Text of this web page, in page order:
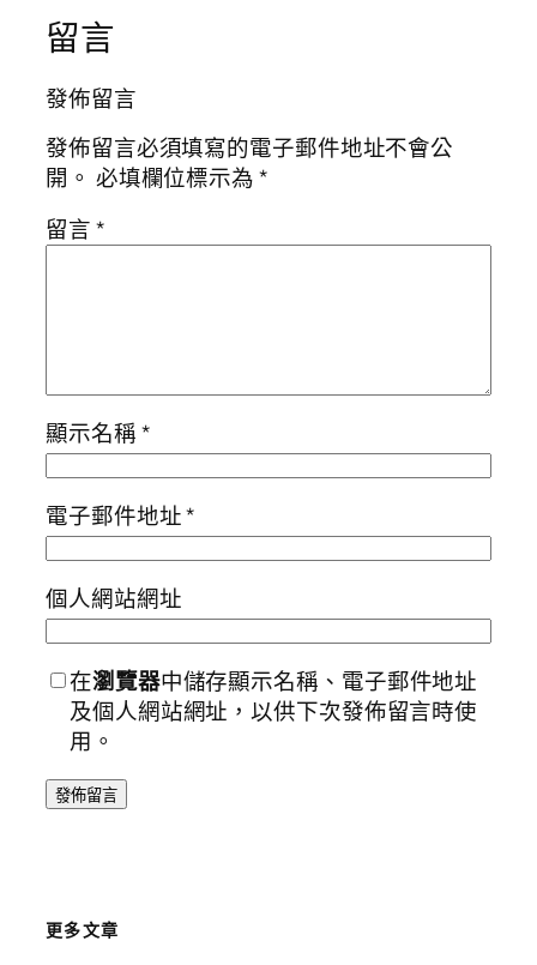
留言
發佈留言
發佈留言必須填寫的電子郵件地址不會公
開。 必填欄位標示為*
留言*
顯示名稱*
電子郵件地址*
個人網站網址
在瀏覽器中儲存顯示名稱、電子郵件地址
及個人網站網址，以供下次發佈留言時使
用。
更多文章